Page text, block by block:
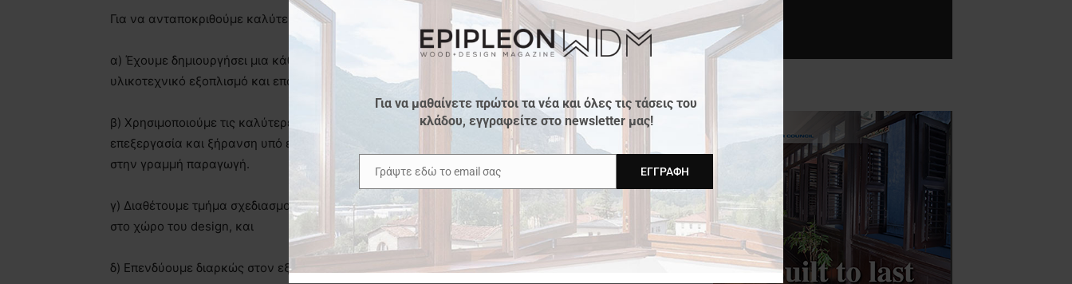
Για να ανταποκριθούμε καλύτερα στις ανάγκες του πελατολογίου μας:
α) Έχουμε δημιουργήσει μια κάθετη γραμμή παραγωγής που είναι εξοπλισμένη με σύγχρονο
υλικοτεχνικό εξοπλισμό και επανδρωμένη με ειδικευμένο και έμπειρο προσωπικό.
β) Χρησιμοποιούμε τις καλύτερες πρώτες ύλες από κατάλληλα δάση, οι οποίες υφίστανται
επεξεργασία και ξήρανση υπό ελεγχόμενες συνθήκες με τελικό σκοπό την χρησιμοποίησή τους
στην γραμμή παραγωγή.
γ) Διαθέτουμε τμήμα σχεδιασμού με στόχο την παρακολούθηση όλων των σύγχρονων τάσεων
στο χώρο του design, και
δ) Επενδύουμε διαρκώς στον εξοπλισμό και εκπαίδευση του προσωπικού μας.
Για να μαθαίνετε πρώτοι τα νέα και όλες τις τάσεις του
κλάδου, εγγραφείτε στο newsletter μας!
Email
Γράψτε εδώ το email σας ΕΓΓΡΑΦΉ